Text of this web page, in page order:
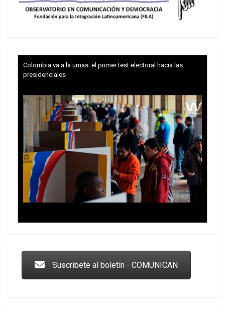
Colombia va a la urnas: el primer test electoral hacia las
presidenciales
Suscribete al boletín - COMUNICAN